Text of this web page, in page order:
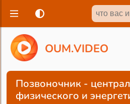
OUM.VIDEO
Позвоночник -
физического и